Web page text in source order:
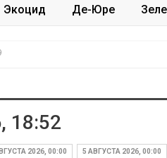
Экоцид Де-Юре
18:52
2026, 00:00 5 АВГУСТА 2026, 00:00